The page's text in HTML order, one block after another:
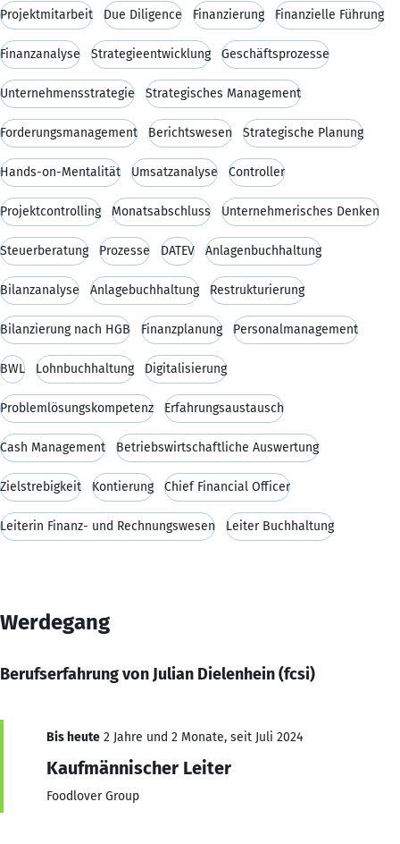
Projektmitarbeit Due Diligence Finanzierung Finanzielle Führung
Finanzanalyse Strategieentwicklung Geschäftsprozesse
Unternehmensstrategie Strategisches Management
Forderungsmanagement Berichtswesen Strategische Planung
Hands-on-Mentalität Umsatzanalyse Controller
Projektcontrolling Monatsabschluss Unternehmerisches Denken
Steuerberatung Prozesse DATEV Anlagenbuchhaltung
Bilanzanalyse Anlagebuchhaltung Restrukturierung
Bilanzierung nach HGB Finanzplanung Personalmanagement
BWL Lohnbuchhaltung Digitalisierung
Problemlösungskompetenz Erfahrungsaustausch
Cash Management Betriebswirtschaftliche Auswertung
Zielstrebigkeit Kontierung Chief Financial Officer
Leiterin Finanz- und Rechnungswesen Leiter Buchhaltung
Werdegang
Berufserfahrung von Julian Dielenhein (fcsi)
Bis heute 2 Jahre und 2 Monate, seit Juli 2024
Kaufmännischer Leiter
Foodlover Group